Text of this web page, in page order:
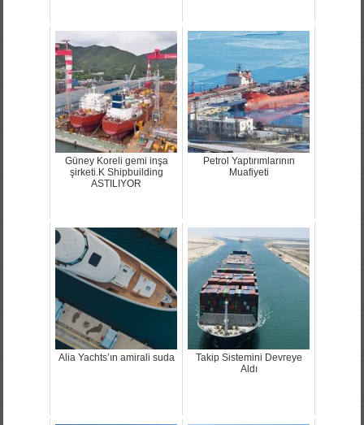
Güney Koreli gemi inşa
şirketi.K Shipbuilding
ASTILIYOR
Petrol Yaptırımlarının
Muafiyeti
Alia Yachts’ın amirali suda
Takip Sistemini Devreye
Aldı